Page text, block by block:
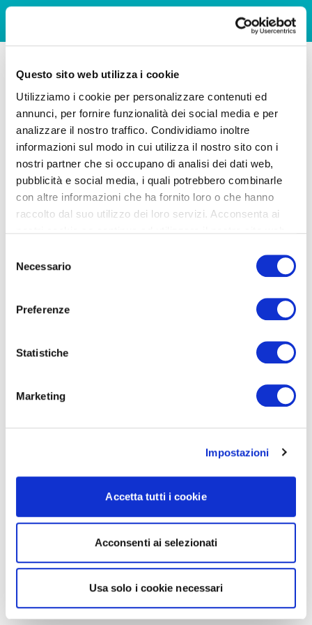
Questo sito web utilizza i cookie
Utilizziamo i cookie per personalizzare contenuti ed
annunci, per fornire funzionalità dei social media e per
analizzare il nostro traffico. Condividiamo inoltre
informazioni sul modo in cui utilizza il nostro sito con i
nostri partner che si occupano di analisi dei dati web,
pubblicità e social media, i quali potrebbero combinarle
con altre informazioni che ha fornito loro o che hanno
raccolto dal suo utilizzo dei loro servizi. Acconsenta ai
delNecessario
Preferenze
Statistiche
Marketing
Impostazioni
Accetta tutti i cookie
Acconsenti ai selezionati
Usa solo i cookie necessari